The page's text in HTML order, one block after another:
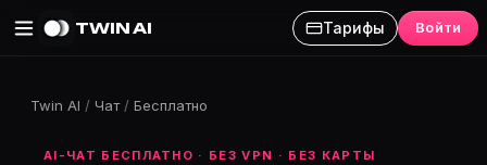
TWIN AI Тарифы Войти
Twin AI / Чат / Бесплатно
AI-ЧАТ БЕСПЛАТНО · БЕЗ VPN · БЕЗ КАРТЫ